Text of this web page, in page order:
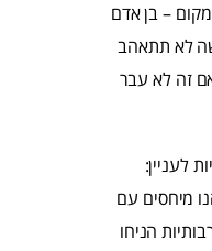
– בן אדם
לא תתאהב
זה לא עבר
לעניין:
מיחסים עם
הניחו